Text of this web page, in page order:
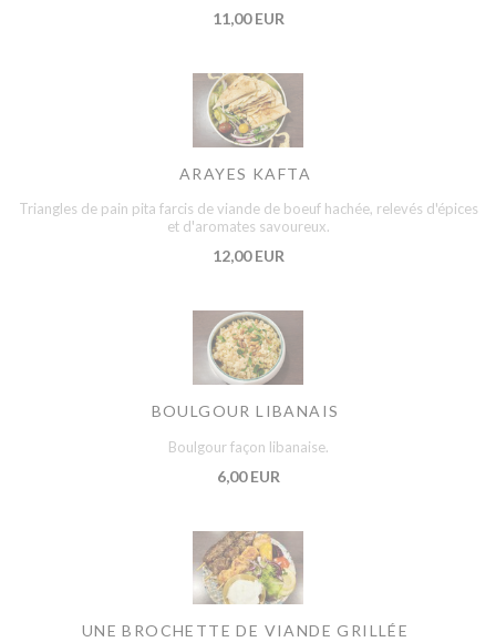
11,00 EUR
ARAYES KAFTA
Triangles de pain pita farcis de viande de boeuf hachée, relevés d'épices
et d'aromates savoureux.
12,00 EUR
BOULGOUR LIBANAIS
Boulgour façon libanaise.
6,00 EUR
UNE BROCHETTE DE VIANDE GRILLÉE